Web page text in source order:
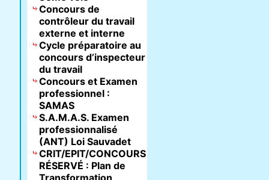
Concours de
contrôleur du travail
externe et interne
Cycle préparatoire au
concours d’inspecteur
du travail
Concours et Examen
professionnel :
SAMAS
S.A.M.A.S. Examen
professionnalisé
(ANT) Loi Sauvadet
CRIT/EPIT/CONCOURS
RÉSERVÉ : Plan de
Transformation